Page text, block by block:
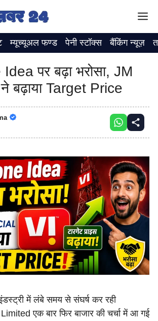
म्यूच्यूअल फण्ड पेनी स्टॉक्स बैंकिंग न्यूज़
पर बढ़ा भरोसा, JM
बढ़ाया Target Price
में लंबे समय से संघर्ष कर रही
एक बार फिर बाजार की चर्चा में आ गई